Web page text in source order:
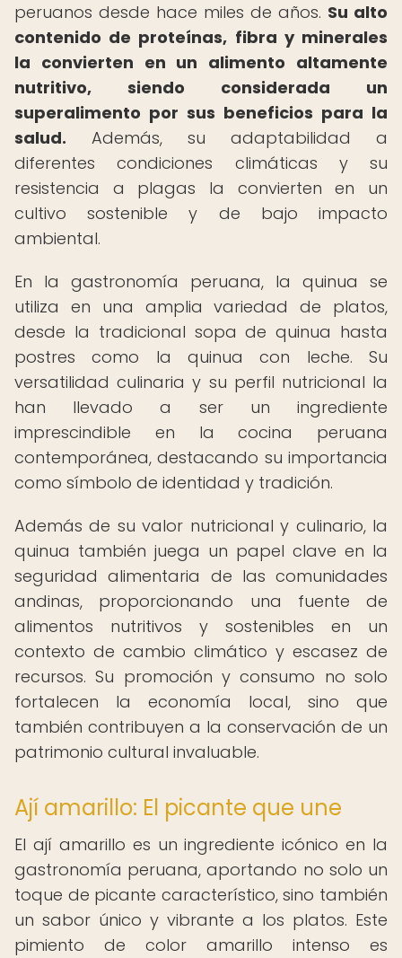
peruanos desde hace miles de años. Su alto
contenido de proteínas, fibra y minerales
la convierten en un alimento altamente
nutritivo, siendo considerada un
superalimento por sus beneficios para la
salud. Además, su adaptabilidad a
diferentes condiciones climáticas y su
resistencia a plagas la convierten en un
cultivo sostenible y de bajo impacto
ambiental.
En la gastronomía peruana, la quinua se
utiliza en una amplia variedad de platos,
desde la tradicional sopa de quinua hasta
postres como la quinua con leche. Su
versatilidad culinaria y su perfil nutricional la
han llevado a ser un ingrediente
imprescindible en la cocina peruana
contemporánea, destacando su importancia
como símbolo de identidad y tradición.
Además de su valor nutricional y culinario, la
quinua también juega un papel clave en la
seguridad alimentaria de las comunidades
andinas, proporcionando una fuente de
alimentos nutritivos y sostenibles en un
contexto de cambio climático y escasez de
recursos. Su promoción y consumo no solo
fortalecen la economía local, sino que
también contribuyen a la conservación de un
patrimonio cultural invaluable.
Ají amarillo: El picante que une
El ají amarillo es un ingrediente icónico en la
gastronomía peruana, aportando no solo un
toque de picante característico, sino también
un sabor único y vibrante a los platos. Este
pimiento de color amarillo intenso es